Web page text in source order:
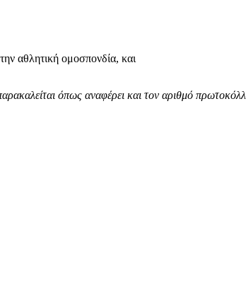
αθλητική ομοσπονδία, και
όπως αναφέρει και τον αριθμό